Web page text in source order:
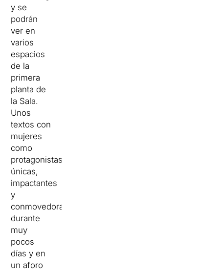
y se
podrán
ver en
varios
espacios
de la
primera
planta de
la Sala.
Unos
textos con
mujeres
como
protagonistas
únicas,
impactantes
y
conmovedoras,
durante
muy
pocos
días y en
un aforo